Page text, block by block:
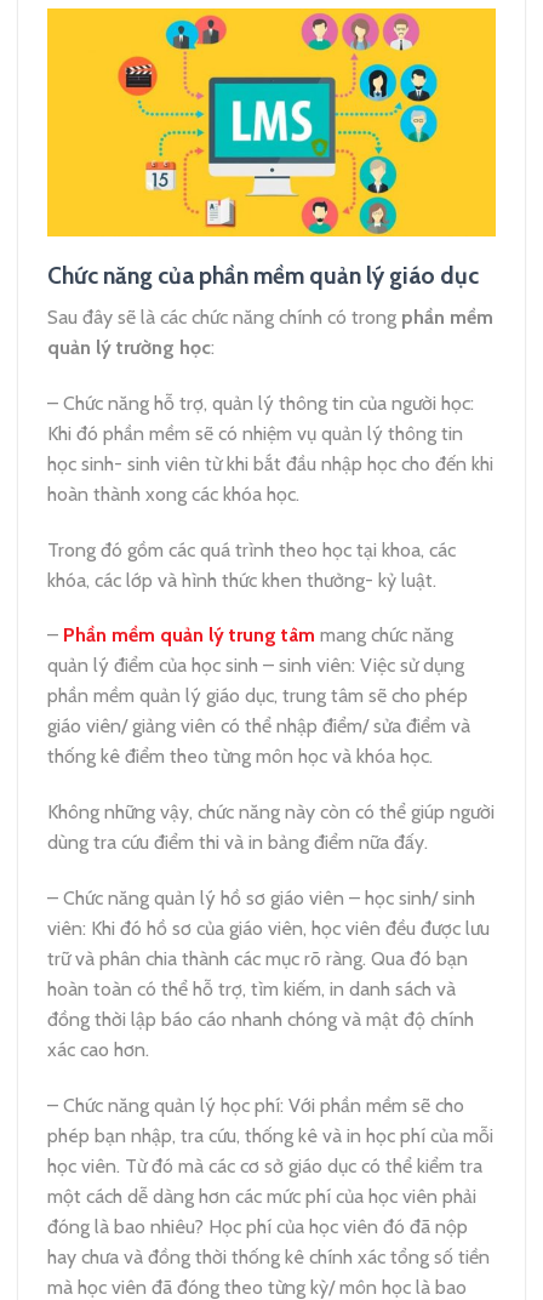
Chức năng của phần mềm quản lý giáo dục
Sau đây sẽ là các chức năng chính có trong phần mềm
quản lý trường học:
– Chức năng hỗ trợ, quản lý thông tin của người học:
Khi đó phần mềm sẽ có nhiệm vụ quản lý thông tin
học sinh- sinh viên từ khi bắt đầu nhập học cho đến khi
hoàn thành xong các khóa học.
Trong đó gồm các quá trình theo học tại khoa, các
khóa, các lớp và hình thức khen thưởng- kỷ luật.
– Phần mềm quản lý trung tâm mang chức năng
quản lý điểm của học sinh – sinh viên: Việc sử dụng
phần mềm quản lý giáo dục, trung tâm sẽ cho phép
giáo viên/ giảng viên có thể nhập điểm/ sửa điểm và
thống kê điểm theo từng môn học và khóa học.
Không những vậy, chức năng này còn có thể giúp người
dùng tra cứu điểm thi và in bảng điểm nữa đấy.
– Chức năng quản lý hồ sơ giáo viên – học sinh/ sinh
viên: Khi đó hồ sơ của giáo viên, học viên đều được lưu
trữ và phân chia thành các mục rõ ràng. Qua đó bạn
hoàn toàn có thể hỗ trợ, tìm kiếm, in danh sách và
đồng thời lập báo cáo nhanh chóng và mật độ chính
xác cao hơn.
– Chức năng quản lý học phí: Với phần mềm sẽ cho
phép bạn nhập, tra cứu, thống kê và in học phí của mỗi
học viên. Từ đó mà các cơ sở giáo dục có thể kiểm tra
một cách dễ dàng hơn các mức phí của học viên phải
đóng là bao nhiêu? Học phí của học viên đó đã nộp
hay chưa và đồng thời thống kê chính xác tổng số tiền
mà học viên đã đóng theo từng kỳ/ môn học là bao